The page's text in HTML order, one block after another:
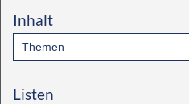
Inhalt
Themen
Listen